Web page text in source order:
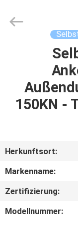
PRODUKTE
FABRIK-
150KN -
Herkunftsort:
Markenname:
Zertifizierung:
Modellnummer: